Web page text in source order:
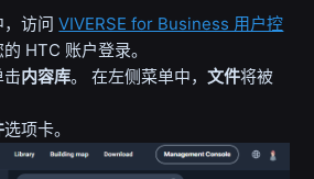
，访问VIVERSE for Business 用户控
HTC 账户登录。
击内容库。 在左侧菜单中，文件将被
选项卡。